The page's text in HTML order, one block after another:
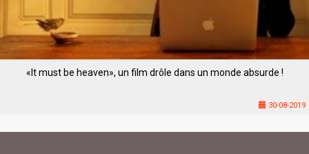
«It must be heaven», un film drôle dans un monde absurde !
30-08-2019